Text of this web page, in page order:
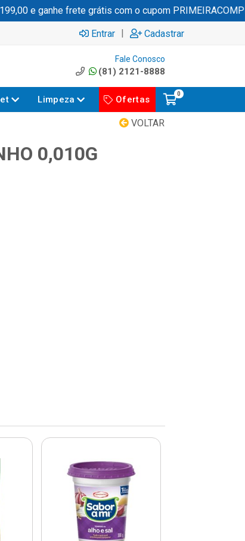
e ganhe frete grátis com o cupom PRIMEIRACOMPRA
Entrar | Cadastrar
Fale Conosco
(81) 2121-8888
Limpeza Ofertas
0
VOLTAR
0,010G